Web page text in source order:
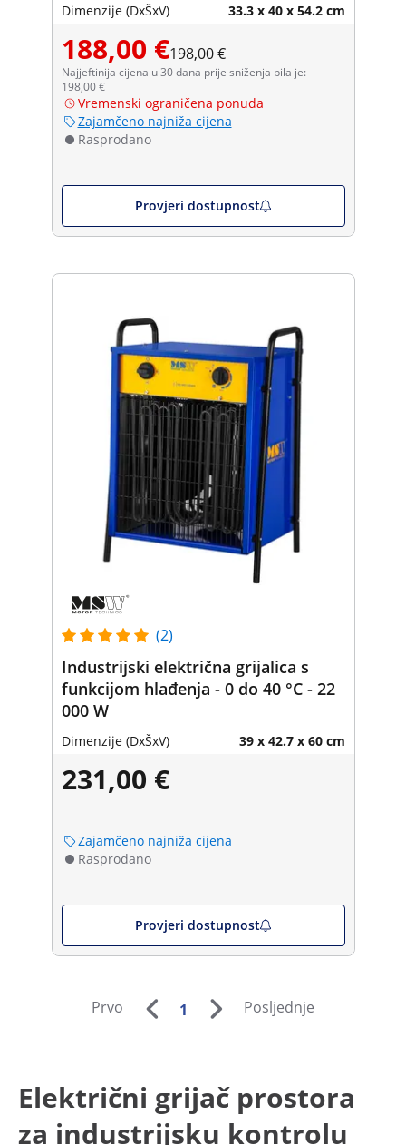
Dimenzije (DxŠxV) 33.3 x 40 x 54.2 cm
188,00 €198,00 €
Najjeftinija cijena u 30 dana prije sniženja bila je:
198,00 €
Vremenski ograničena ponuda
Zajamčeno najniža cijena
Rasprodano
Provjeri dostupnost
(2)
Industrijski električna grijalica s
funkcijom hlađenja - 0 do 40 °C - 22
000 W
Dimenzije (DxŠxV) 39 x 42.7 x 60 cm
231,00 €
Zajamčeno najniža cijena
Rasprodano
Provjeri dostupnost
Prvo 1 Posljednje
Električni grijač prostora
za industrijsku kontrolu